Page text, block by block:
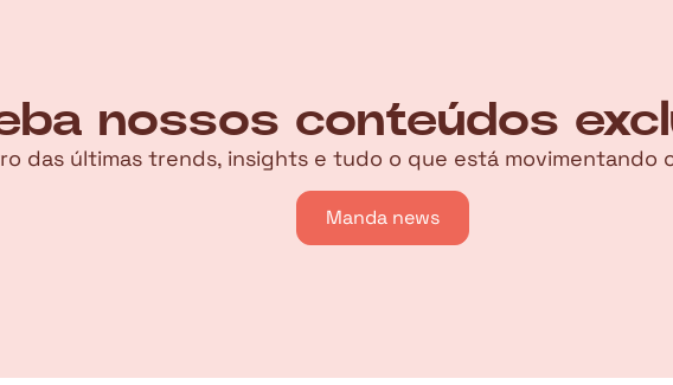
nossos conteúdos
das últimas trends, insights e tudo o que está movimentando
Manda news